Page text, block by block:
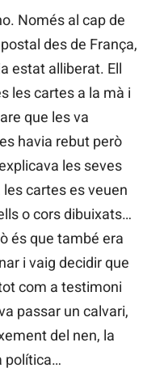
Només al cap de
des de França,
estat alliberat. Ell
les cartes a la mà i
que les va
havia rebut però
les seves
cartes es veuen
o cors dibuixats…
és que també era
i vaig decidir que
com a testimoni
passar un calvari,
del nen, la
política…